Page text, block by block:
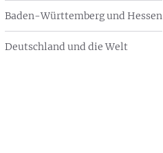
Baden-Württemberg und Hessen
Deutschland und die Welt